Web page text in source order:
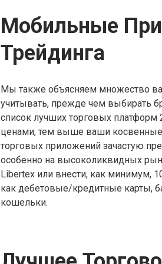
Мобильные
Трейдинга
Мы также объясняем множество
учитывать, прежде чем выбирать
список лучших торговых
ценами, тем выше ваши
торговых приложений зачастую
особенно на высоколиквидных
Libertex или внести, как минимум,
как дебетовые/кредитные карты,
кошельки.